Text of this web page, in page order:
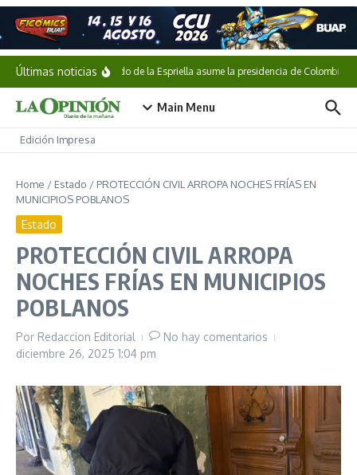
Saltar al contenido
Últimas noticiasAbelardo de la Espriella asume la presidencia de Colombia
Main Menu
Edición Impresa
Home / Estado / PROTECCIÓN CIVIL ARROPA NOCHES FRÍAS EN
MUNICIPIOS POBLANOS
Estado
PROTECCIÓN CIVIL ARROPA
NOCHES FRÍAS EN MUNICIPIOS
POBLANOS
Por Redaccion Editorial
No hay comentarios
diciembre 26, 2025 1:04 pm